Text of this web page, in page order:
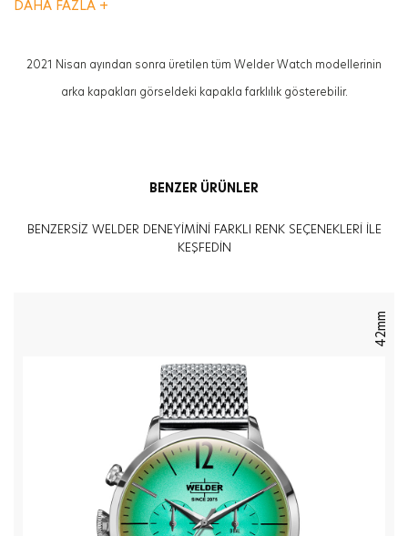
Cam Türü
Özellik
Gün&Tarih Göstergesi
DAHA FAZLA +
2021 Nisan ayından sonra üretilen tüm Welder Watch modellerinin
arka kapakları görseldeki kapakla farklılık gösterebilir.
BENZER ÜRÜNLER
BENZERSİZ WELDER DENEYİMİNİ FARKLI RENK SEÇENEKLERİ İLE
KEŞFEDİN
42mm